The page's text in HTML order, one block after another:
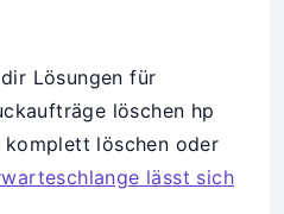
Lösungen für
löschen hp
löschen oder
lässt sich